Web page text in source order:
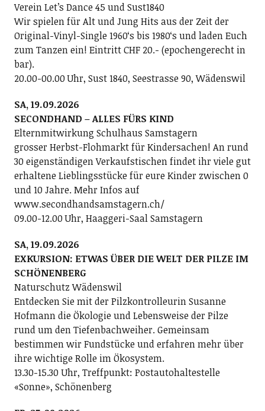
Verein Letʼs Dance 45 und Sust1840
Wir spielen für Alt und Jung Hits aus der Zeit der
Original-Vinyl-Single 1960ʻs bis 1980ʻs und laden Euch
zum Tanzen ein! Eintritt CHF 20.- (epochengerecht in
bar).
20.00-00.00 Uhr, Sust 1840, Seestrasse 90, Wädenswil
SA, 19.09.2026
SECONDHAND – ALLES FÜRS KIND
Elternmitwirkung Schulhaus Samstagern
grosser Herbst-Flohmarkt für Kindersachen! An rund
30 eigenständigen Verkaufstischen findet ihr viele gut
erhaltene Lieblingsstücke für eure Kinder zwischen 0
und 10 Jahre. Mehr Infos auf
www.secondhandsamstagern.ch/
09.00-12.00 Uhr, Haaggeri-Saal Samstagern
SA, 19.09.2026
EXKURSION: ETWAS ÜBER DIE WELT DER PILZE IM
SCHÖNENBERG
Naturschutz Wädenswil
Entdecken Sie mit der Pilzkontrolleurin Susanne
Hofmann die Ökologie und Lebensweise der Pilze
rund um den Tiefenbachweiher. Gemeinsam
bestimmen wir Fundstücke und erfahren mehr über
ihre wichtige Rolle im Ökosystem.
13.30-15.30 Uhr, Treffpunkt: Postautohaltestelle
«Sonne», Schönenberg